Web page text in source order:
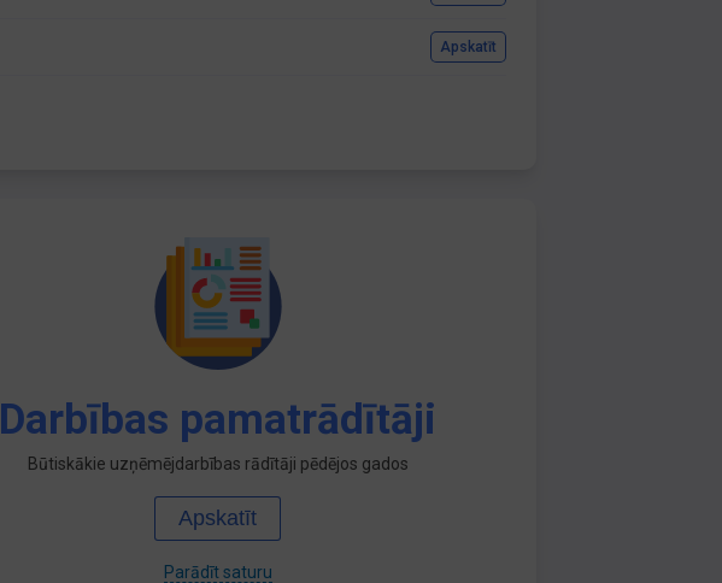
Apskatīt
Darbības pamatrādītāji
Būtiskākie uzņēmējdarbības rādītāji pēdējos gados
Apskatīt
Parādīt saturu